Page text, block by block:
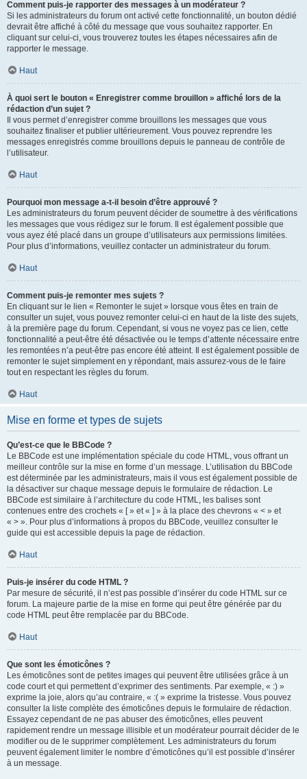
Comment puis-je rapporter des messages à un modérateur ?
Si les administrateurs du forum ont activé cette fonctionnalité, un bouton dédié
devrait être affiché à côté du message que vous souhaitez rapporter. En
cliquant sur celui-ci, vous trouverez toutes les étapes nécessaires afin de
rapporter le message.
Haut
À quoi sert le bouton « Enregistrer comme brouillon » affiché lors de la
rédaction d’un sujet ?
Il vous permet d’enregistrer comme brouillons les messages que vous
souhaitez finaliser et publier ultérieurement. Vous pouvez reprendre les
messages enregistrés comme brouillons depuis le panneau de contrôle de
l’utilisateur.
Haut
Pourquoi mon message a-t-il besoin d’être approuvé ?
Les administrateurs du forum peuvent décider de soumettre à des vérifications
les messages que vous rédigez sur le forum. Il est également possible que
vous ayez été placé dans un groupe d’utilisateurs aux permissions limitées.
Pour plus d’informations, veuillez contacter un administrateur du forum.
Haut
Comment puis-je remonter mes sujets ?
En cliquant sur le lien « Remonter le sujet » lorsque vous êtes en train de
consulter un sujet, vous pouvez remonter celui-ci en haut de la liste des sujets,
à la première page du forum. Cependant, si vous ne voyez pas ce lien, cette
fonctionnalité a peut-être été désactivée ou le temps d’attente nécessaire entre
les remontées n’a peut-être pas encore été atteint. Il est également possible de
remonter le sujet simplement en y répondant, mais assurez-vous de le faire
tout en respectant les règles du forum.
Haut
Mise en forme et types de sujets
Qu’est-ce que le BBCode ?
Le BBCode est une implémentation spéciale du code HTML, vous offrant un
meilleur contrôle sur la mise en forme d’un message. L’utilisation du BBCode
est déterminée par les administrateurs, mais il vous est également possible de
la désactiver sur chaque message depuis le formulaire de rédaction. Le
BBCode est similaire à l’architecture du code HTML, les balises sont
contenues entre des crochets « [ » et « ] » à la place des chevrons « < » et
« > ». Pour plus d’informations à propos du BBCode, veuillez consulter le
guide qui est accessible depuis la page de rédaction.
Haut
Puis-je insérer du code HTML ?
Par mesure de sécurité, il n’est pas possible d’insérer du code HTML sur ce
forum. La majeure partie de la mise en forme qui peut être générée par du
code HTML peut être remplacée par du BBCode.
Haut
Que sont les émoticônes ?
Les émoticônes sont de petites images qui peuvent être utilisées grâce à un
code court et qui permettent d’exprimer des sentiments. Par exemple, « :) »
exprime la joie, alors qu’au contraire, « :( » exprime la tristesse. Vous pouvez
consulter la liste complète des émoticônes depuis le formulaire de rédaction.
Essayez cependant de ne pas abuser des émoticônes, elles peuvent
rapidement rendre un message illisible et un modérateur pourrait décider de le
modifier ou de le supprimer complètement. Les administrateurs du forum
peuvent également limiter le nombre d’émoticônes qu’il est possible d’insérer
à un message.